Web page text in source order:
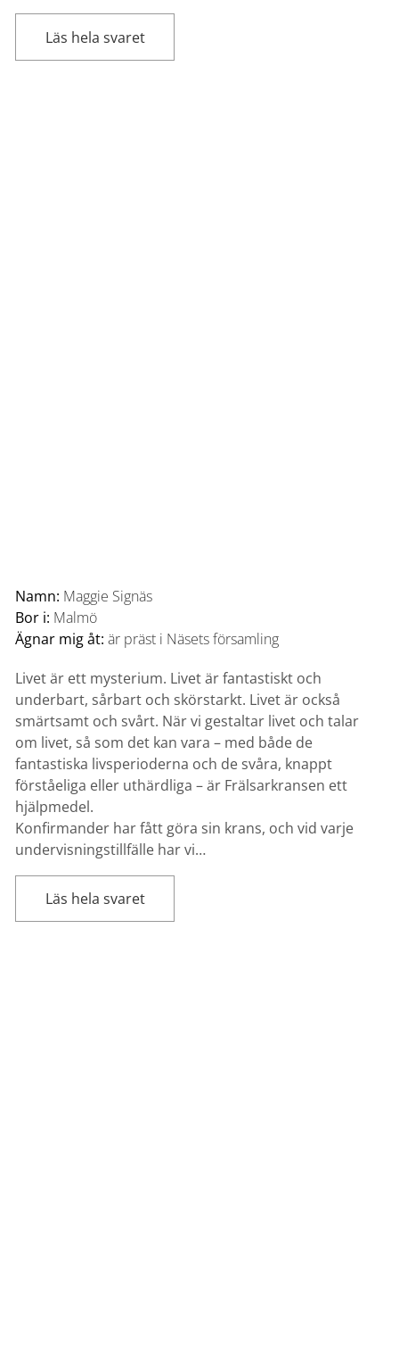
Läs hela svaret
Namn: Maggie Signäs
Bor i: Malmö
Ägnar mig åt:är präst i Näsets församling
Livet är ett mysterium. Livet är fantastiskt och
underbart, sårbart och skörstarkt. Livet är också
smärtsamt och svårt. När vi gestaltar livet och talar
om livet, så som det kan vara – med både de
fantastiska livsperioderna och de svåra, knappt
förståeliga eller uthärdliga – är Frälsarkransen ett
hjälpmedel.
Konfirmander har fått göra sin krans, och vid varje
undervisningstillfälle har vi…
Läs hela svaret